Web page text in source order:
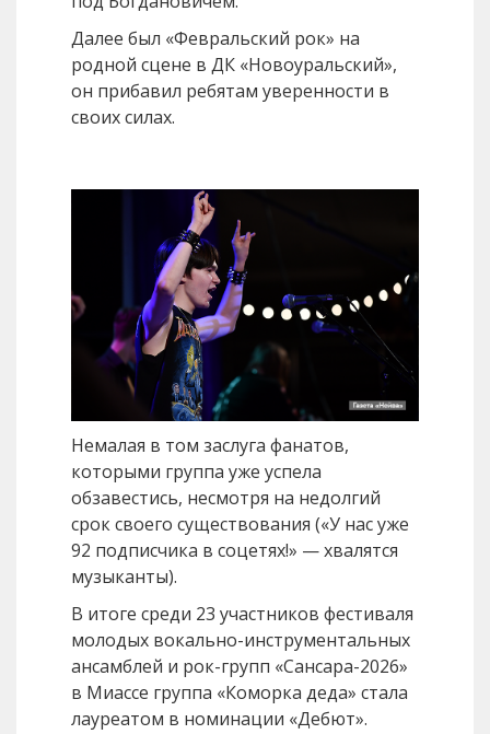
Далее был «Февральский рок» на
родной сцене в ДК «Новоуральский»,
он прибавил ребятам уверенности в
своих силах.
Немалая в том заслуга фанатов,
которыми группа уже успела
обзавестись, несмотря на недолгий
срок своего существования («У нас уже
92 подписчика в соцетях!» — хвалятся
музыканты).
В итоге среди 23 участников фестиваля
молодых вокально-инструментальных
ансамблей и рок-групп «Сансара-2026»
в Миассе группа «Коморка деда» стала
лауреатом в номинации «Дебют».